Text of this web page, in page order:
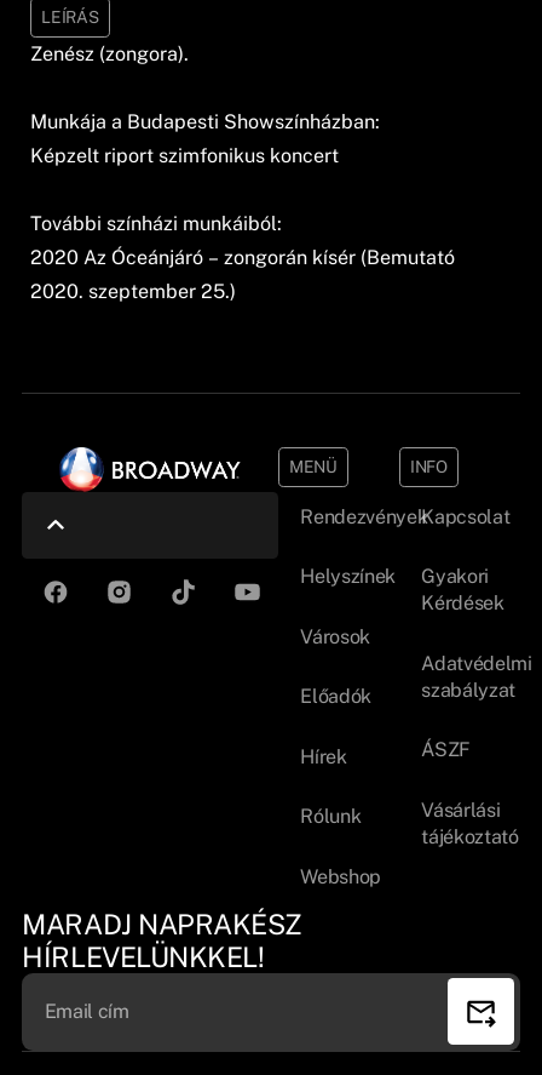
LEÍRÁS
Zenész (zongora).
Munkája a Budapesti Showszínházban:
Képzelt riport szimfonikus koncert
További színházi munkáiból:
2020 Az Óceánjáró – zongorán kísér (Bemutató
2020. szeptember 25.)
MENÜ
Rendezvények
Helyszínek
Városok
Előadók
Hírek
Rólunk
Webshop
INFO
Kapcsolat
Gyakori
Kérdések
Adatvédelmi
szabályzat
ÁSZF
Vásárlási
tájékoztató
MARADJ NAPRAKÉSZ
HÍRLEVELÜNKKEL!